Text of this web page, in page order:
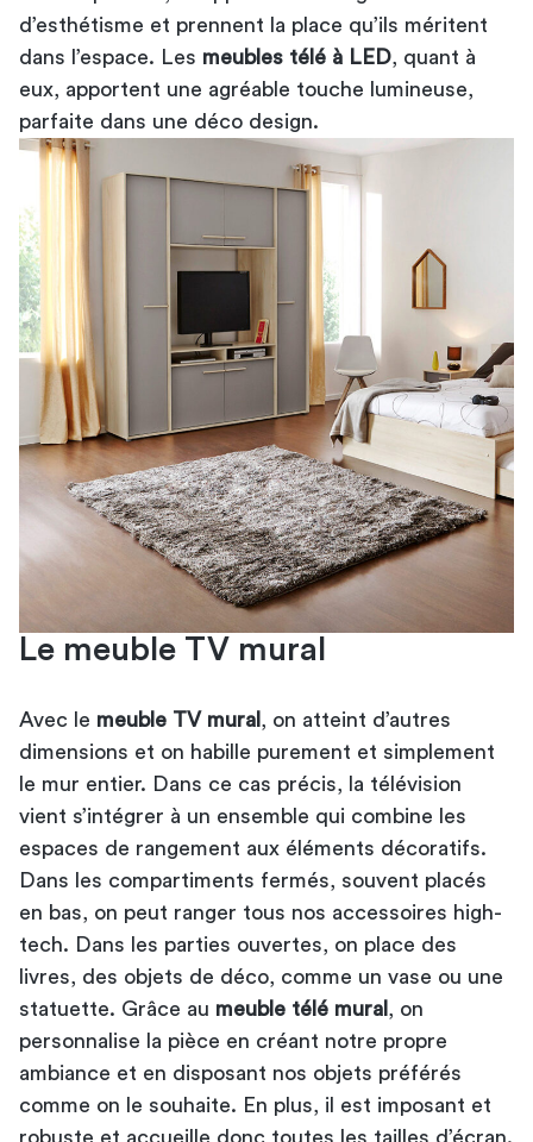
d’esthétisme et prennent la place qu’ils méritent
dans l’espace. Les meubles télé à LED , quant à
eux, apportent une agréable touche lumineuse,
parfaite dans une déco design.
Le meuble TV mural
Avec le meuble TV mural
, on atteint d’autres
dimensions et on habille purement et simplement
le mur entier. Dans ce cas précis, la télévision
vient s’intégrer à un ensemble qui combine les
espaces de rangement aux éléments décoratifs.
Dans les compartiments fermés, souvent placés
en bas, on peut ranger tous nos accessoires high-
tech. Dans les parties ouvertes, on place des
livres, des objets de déco, comme un vase ou une
statuette. Grâce au meuble télé mural
, on
personnalise la pièce en créant notre propre
ambiance et en disposant nos objets préférés
comme on le souhaite. En plus, il est imposant et
robuste et accueille donc toutes les tailles d’écran.